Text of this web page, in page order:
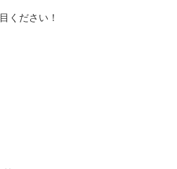
ください！